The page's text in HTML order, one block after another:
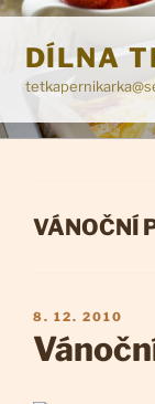
Přejít
obsahu
webu
DÍLNA
RUBRIKY
VÁNOČNÍ
PUBLIKOVÁNO
8. 12. 2010